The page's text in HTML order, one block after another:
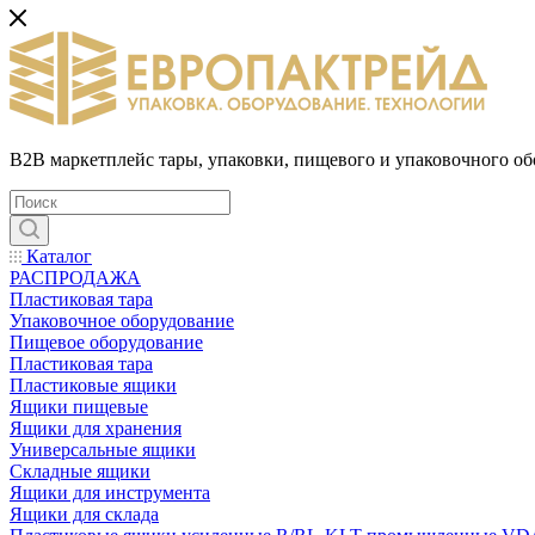
B2B маркетплейс тары, упаковки, пищевого и упаковочного
Каталог
РАСПРОДАЖА
Пластиковая тара
Упаковочное оборудование
Пищевое оборудование
Пластиковая тара
Пластиковые ящики
Ящики пищевые
Ящики для хранения
Универсальные ящики
Складные ящики
Ящики для инструмента
Ящики для склада